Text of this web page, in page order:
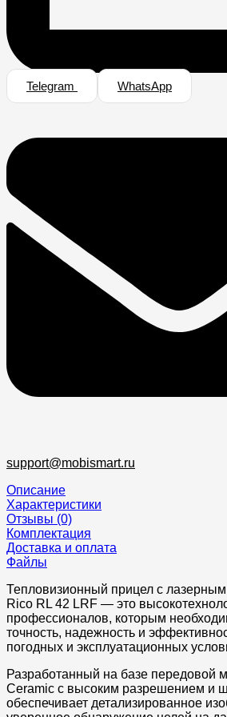
Telegram WhatsApp
support@mobismart.ru
Описание
Характеристики
Отзывы (0)
Комплектация
Доставка и оплата
Файлы
Тепловизионный прицел с
Rico RL 42 LRF — это
профессионалов, которым
точность, надежность и
погодных и эксплуатационных
Разработанный на базе передовой
Ceramic с высоким разрешением и
обеспечивает детализированное